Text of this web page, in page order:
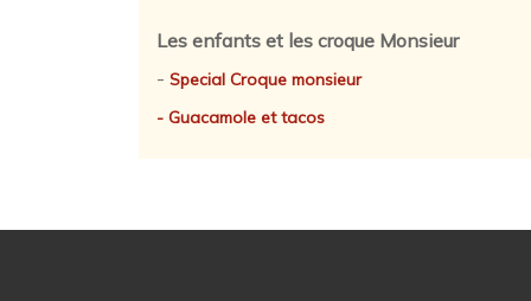
Les enfants et les croque Monsieur
- Special Croque monsieur
- Guacamole et tacos